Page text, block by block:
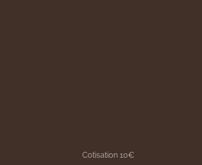
Cotisation 10€